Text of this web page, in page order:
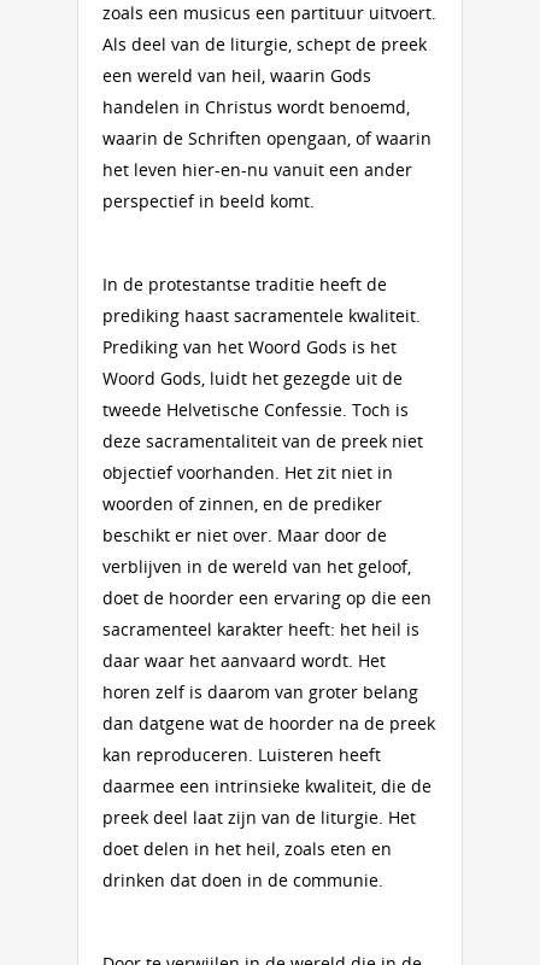
zoals een musicus een partituur uitvoert.
Als deel van de liturgie, schept de preek
een wereld van heil, waarin Gods
handelen in Christus wordt benoemd,
waarin de Schriften opengaan, of waarin
het leven hier-en-nu vanuit een ander
perspectief in beeld komt.
In de protestantse traditie heeft de
prediking haast sacramentele kwaliteit.
Prediking van het Woord Gods is het
Woord Gods, luidt het gezegde uit de
tweede Helvetische Confessie. Toch is
deze sacramentaliteit van de preek niet
objectief voorhanden. Het zit niet in
woorden of zinnen, en de prediker
beschikt er niet over. Maar door de
verblijven in de wereld van het geloof,
doet de hoorder een ervaring op die een
sacramenteel karakter heeft: het heil is
daar waar het aanvaard wordt. Het
horen zelf is daarom van groter belang
dan datgene wat de hoorder na de preek
kan reproduceren. Luisteren heeft
daarmee een intrinsieke kwaliteit, die de
preek deel laat zijn van de liturgie. Het
doet delen in het heil, zoals eten en
drinken dat doen in de communie.